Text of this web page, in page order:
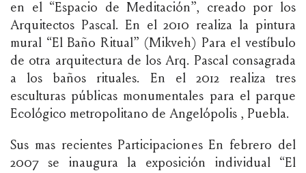
en el “Espacio de Meditación”, creado por los
Arquitectos Pascal. En el 2010 realiza la pintura
mural “El Baño Ritual” (Mikveh) Para el vestíbulo
de otra arquitectura de los Arq. Pascal consagrada
a los baños rituales. En el 2012 realiza tres
esculturas públicas monumentales para el parque
Ecológico metropolitano de Angelópolis , Puebla.
Sus mas recientes Participaciones En febrero del
2007 se inaugura la exposición individual “El